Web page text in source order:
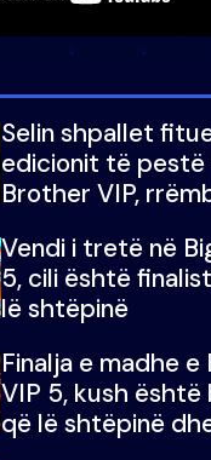
Selin shpallet
edicionit të pestë
Brother VIP,
Vendi i tretë në
5, cili është
lë shtëpinë
Finalja e madhe
VIP 5, kush është
që lë shtëpinë